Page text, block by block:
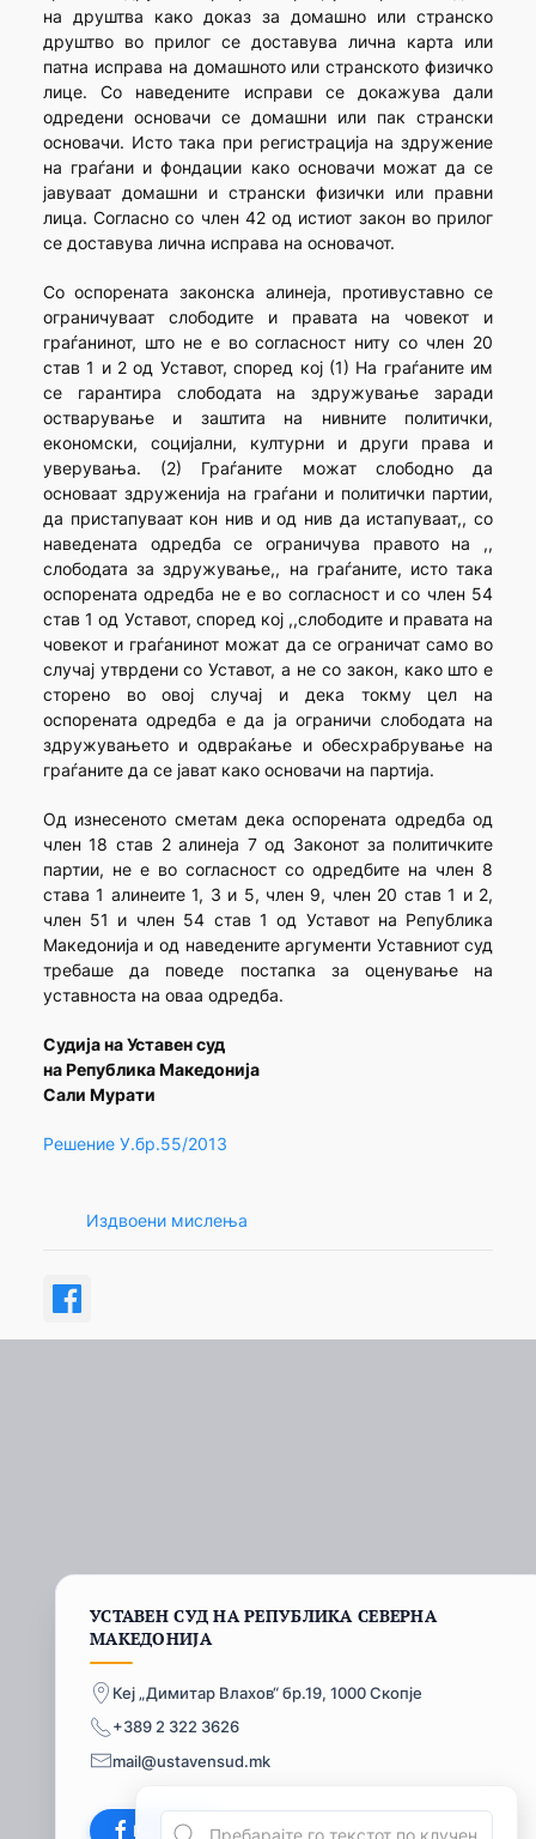
на друштва како доказ за домашно или странско
друштво во прилог се доставува лична карта или
патна исправа на домашното или странското физичко
лице. Со наведените исправи се докажува дали
одредени основачи се домашни или пак странски
основачи. Исто така при регистрација на здружение
на граѓани и фондации како основачи можат да се
јавуваат домашни и странски физички или правни
лица. Согласно со член 42 од истиот закон во прилог
се доставува лична исправа на основачот.
Со оспорената законска алинеја, противуставно се
ограничуваат слободите и правата на човекот и
граѓанинот, што не е во согласност ниту со член 20
став 1 и 2 од Уставот, според кој (1) На граѓаните им
се гарантира слободата на здружување заради
остварување и заштита на нивните политички,
економски, социјални, културни и други права и
уверувања. (2) Граѓаните можат слободно да
основаат здруженија на граѓани и политички партии,
да пристапуваат кон нив и од нив да истапуваат,, со
наведената одредба се ограничува правото на ,,
слободата за здружување,, на граѓаните, исто така
оспорената одредба не е во согласност и со член 54
став 1 од Уставот, според кој ,,слободите и правата на
човекот и граѓанинот можат да се ограничат само во
случај утврдени со Уставот, а не со закон, како што е
сторено во овој случај и дека токму цел на
оспорената одредба е да ја ограничи слободата на
здружувањето и одвраќање и обесхрабрување на
граѓаните да се јават како основачи на партија.
Од изнесеното сметам дека оспорената одредба од
член 18 став 2 алинеја 7 од Законот за политичките
партии, не е во согласност со одредбите на член 8
става 1 алинеите 1, 3 и 5, член 9, член 20 став 1 и 2,
член 51 и член 54 став 1 од Уставот на Република
Македонија и од наведените аргументи Уставниот суд
требаше да поведе постапка за оценување на
уставноста на оваа одредба.
Судија на Уставен суд
на Република Македонија
Сали Мурати
Решение У.бр.55/2013
Издвоени мислења
УСТАВЕН СУД НА РЕПУБЛИКА СЕВЕРНА
МАКЕДОНИЈА
Кеј „Димитар Влахов“ бр.19, 1000 Скопје
+389 2 322 3626
mail@ustavensud.mk
Facebook